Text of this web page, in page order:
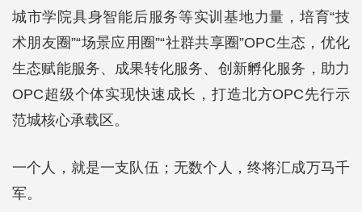
城市学院具身智能后服务等实训基地力量，培育“技
术朋友圈”“场景应用圈”“社群共享圈”OPC生态，优化
生态赋能服务、成果转化服务、创新孵化服务，助力
OPC超级个体实现快速成长，打造北方OPC先行示
范城核心承载区。
一个人，就是一支队伍；无数个人，终将汇成万马千
军。